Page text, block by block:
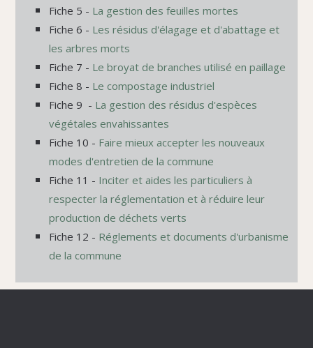
Fiche 5 - La gestion des feuilles mortes
Fiche 6 - Les résidus d'élagage et d'abattage et
les arbres morts
Fiche 7 - Le broyat de branches utilisé en paillage
Fiche 8 - Le compostage industriel
Fiche 9 - La gestion des résidus d'espèces
végétales envahissantes
Fiche 10 - Faire mieux accepter les nouveaux
modes d'entretien de la commune
Fiche 11 - Inciter et aides les particuliers à
respecter la réglementation et à réduire leur
production de déchets verts
Fiche 12 - Réglements et documents d'urbanisme
de la commune